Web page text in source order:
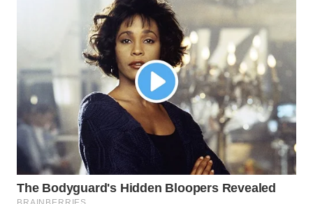
ADVOKAT
WAHANA
INFRASTRUKTUR
WAHANA
KONSUMEN
WAHANA